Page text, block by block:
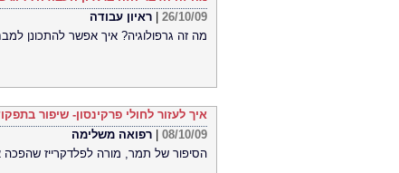
26/10/09
ראיון עבודה
מה זה גרפולוגיה? איך אפשר להתכונן
איך לעזור לחולי פרקינסון- שיפור
08/10/09
רפואה משלימה
הסיפור של תמר, מורה לפלדקרייז שהפכה